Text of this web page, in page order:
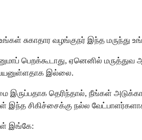
வழங்குநர் இந்த மருந்து
பெறக்கூடாது, ஏனெனில் மருத்துவ
பயனுள்ளதாக இல்லை.
தெரிந்தால், நீங்கள்
சிகிச்சைக்கு நல்ல வேட்பாளர்களாக
இங்கே: